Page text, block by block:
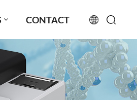
CONTACT
English
français